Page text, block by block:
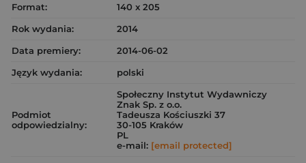
Format:
140 x 205
Rok wydania:
2014
Data premiery:
2014-06-02
Język wydania:
polski
Podmiot
odpowiedzialny:
Społeczny Instytut Wydawniczy
Znak Sp. z o.o.
Tadeusza Kościuszki 37
30-105 Kraków
PL
e-mail: [email protected]